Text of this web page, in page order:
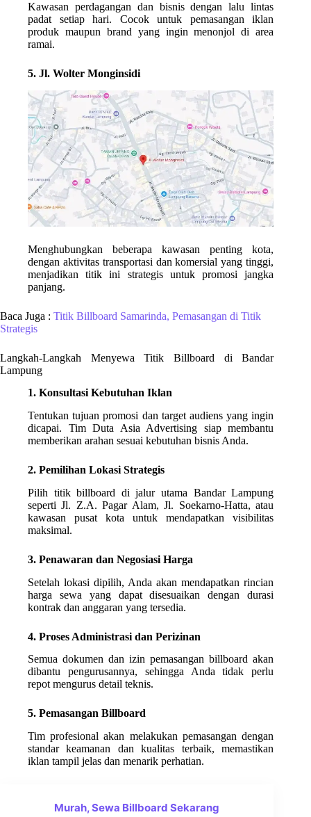
Kawasan perdagangan dan bisnis dengan lalu lintas
padat setiap hari. Cocok untuk pemasangan iklan
produk maupun brand yang ingin menonjol di area
ramai.
5. Jl. Wolter Monginsidi
Menghubungkan beberapa kawasan penting kota,
dengan aktivitas transportasi dan komersial yang tinggi,
menjadikan titik ini strategis untuk promosi jangka
panjang.
Baca Juga : Titik Billboard Samarinda, Pemasangan di Titik
Strategis
Langkah-Langkah Menyewa Titik Billboard di Bandar
Lampung
1. Konsultasi Kebutuhan Iklan
Tentukan tujuan promosi dan target audiens yang ingin
dicapai. Tim Duta Asia Advertising siap membantu
memberikan arahan sesuai kebutuhan bisnis Anda.
2. Pemilihan Lokasi Strategis
Pilih titik billboard di jalur utama Bandar Lampung
seperti Jl. Z.A. Pagar Alam, Jl. Soekarno-Hatta, atau
kawasan pusat kota untuk mendapatkan visibilitas
maksimal.
3. Penawaran dan Negosiasi Harga
Setelah lokasi dipilih, Anda akan mendapatkan rincian
harga sewa yang dapat disesuaikan dengan durasi
kontrak dan anggaran yang tersedia.
4. Proses Administrasi dan Perizinan
Semua dokumen dan izin pemasangan billboard akan
dibantu pengurusannya, sehingga Anda tidak perlu
repot mengurus detail teknis.
5. Pemasangan Billboard
Tim profesional akan melakukan pemasangan dengan
standar keamanan dan kualitas terbaik, memastikan
iklan tampil jelas dan menarik perhatian.
Murah, Sewa Billboard Sekarang